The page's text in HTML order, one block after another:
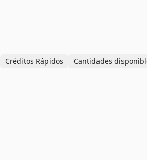
Créditos Rápidos Cantidades